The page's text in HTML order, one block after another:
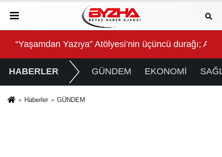
Parkı’nda Vatandaşlarla Bir Araya Geldi
“Yaşamdan Yazıya” Atölyesi’nin üçüncü durağı; Aşk
HABERLER GÜNDEM EKONOMİ
Haberler GÜNDEM